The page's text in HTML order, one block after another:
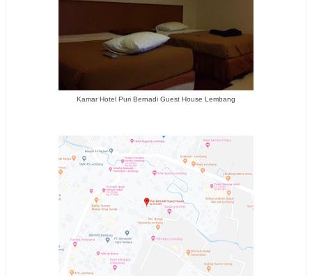
Kamar Hotel Puri Bernadi Guest House Lembang